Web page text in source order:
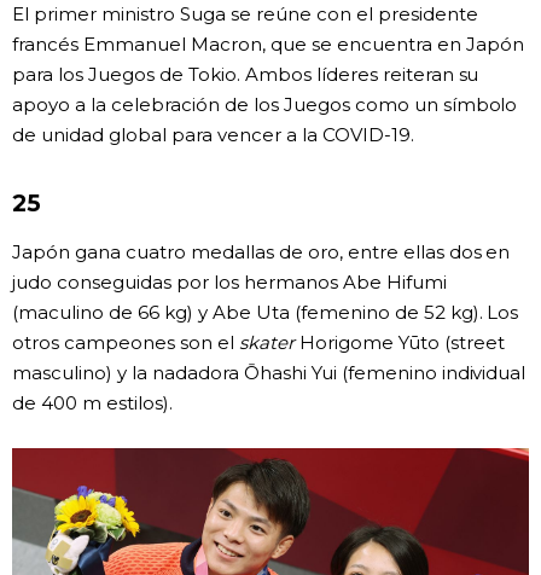
El primer ministro Suga se reúne con el presidente
francés Emmanuel Macron, que se encuentra en Japón
para los Juegos de Tokio. Ambos líderes reiteran su
apoyo a la celebración de los Juegos como un símbolo
de unidad global para vencer a la COVID-19.
25
Japón gana cuatro medallas de oro, entre ellas dos en
judo conseguidas por los hermanos Abe Hifumi
(maculino de 66 kg) y Abe Uta (femenino de 52 kg). Los
otros campeones son el skaterHorigome Yūto (street
masculino) y la nadadora Ōhashi Yui (femenino individual
de 400 m estilos).